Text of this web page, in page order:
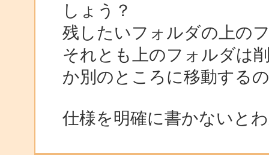
しょう？
残したいフォルダの上の
それとも上のフォルダは
か別のところに移動する
仕様を明確に書かないと